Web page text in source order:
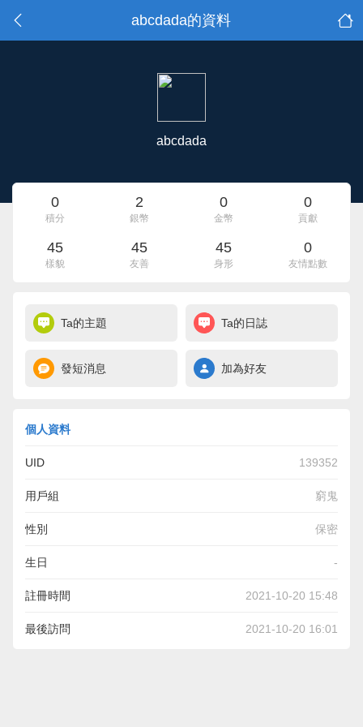
abcdada的資料
abcdada
0
積分
2
銀幣
0
金幣
0
貢獻
45
樣貌
45
友善
45
身形
0
友情點數
Ta的主題 Ta的日誌
發短消息 加為好友
個人資料
UID 139352
用戶組 窮鬼
性別 保密
生日 -
註冊時間 2021-10-20 15:48
最後訪問 2021-10-20 16:01